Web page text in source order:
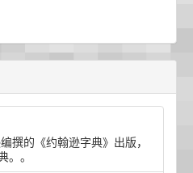
撰的《约翰逊字典》出版，
。